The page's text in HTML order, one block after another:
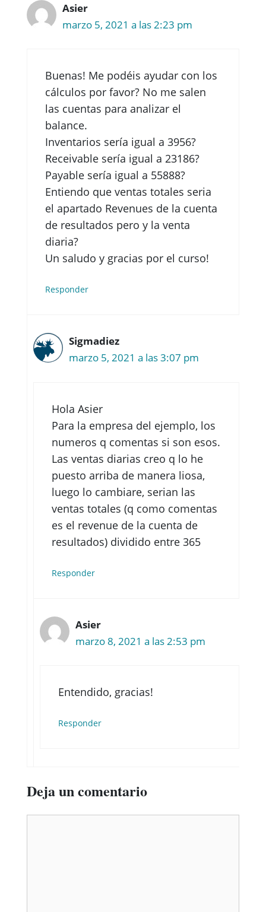
Asier
marzo 5, 2021 a las 2:23 pm
Buenas! Me podéis ayudar con los
cálculos por favor? No me salen
las cuentas para analizar el
balance.
Inventarios sería igual a 3956?
Receivable sería igual a 23186?
Payable sería igual a 55888?
Entiendo que ventas totales seria
el apartado Revenues de la cuenta
de resultados pero y la venta
diaria?
Un saludo y gracias por el curso!
Responder
Sigmadiez
marzo 5, 2021 a las 3:07 pm
Hola Asier
Para la empresa del ejemplo, los
numeros q comentas si son esos.
Las ventas diarias creo q lo he
puesto arriba de manera liosa,
luego lo cambiare, serian las
ventas totales (q como comentas
es el revenue de la cuenta de
resultados) dividido entre 365
Responder
Asier
marzo 8, 2021 a las 2:53 pm
Entendido, gracias!
Responder
Deja un comentario